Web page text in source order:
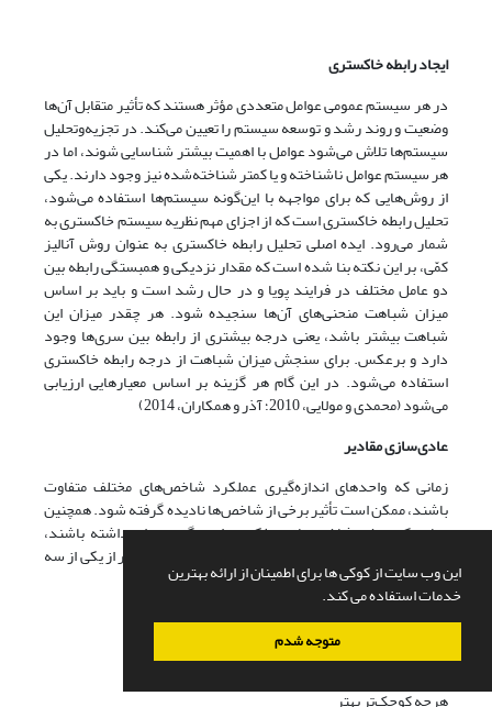
این وب سایت از کوکی ها برای اطمینان از ارائه بهترین
خدمات استفاده می کند.
متوجه شدم
ایجاد رابطه خاکستری
در هر سیستم عمومی عوامل متعددی مؤثر هستند که تأثیر متقابل آن‌ها
وضعیت و روند رشد و توسعه سیستم را تعیین می‌کند. در تجزیه‌وتحلیل
سیستم‌ها تلاش می‌شود عوامل با اهمیت بیشتر شناسایی شوند، اما در
هر سیستم عوامل ناشناخته و یا کمتر شناخته‌شده نیز وجود دارند. یکی
از روش‌هایی که برای مواجهه با این‌گونه سیستم‌ها استفاده می‌شود،
تحلیل رابطه خاکستری است که از اجزای مهم نظریه سیستم خاکستری به
شمار می‌رود. ایده اصلی تحلیل رابطه خاکستری به عنوان روش آنالیز
کمّی، بر این نکته بنا شده است که مقدار نزدیکی و همبستگی رابطه بین
دو عامل مختلف در فرایند پویا و در حال رشد است و باید بر اساس
میزان شباهت منحنی‌های آن‌ها سنجیده شود. هر چقدر میزان این
شباهت بیشتر باشد، یعنی درجه بیشتری از رابطه بین سری‌ها وجود
دارد و برعکس. برای سنجش میزان شباهت از درجه رابطه خاکستری
استفاده می‌شود. در این گام هر گزینه بر اساس معیارهایی ارزیابی
می‌شود (محمدی و مولایی، 2010؛ آذر و همکاران، 2014)
عادی‌سازی مقادیر
زمانی که واحدهای اندازه‌گیری عملکرد شاخص‌های مختلف متفاوت
باشند، ممکن است تأثیر برخی از شاخص‌ها نادیده گرفته شود. همچنین
زمانی که برخی شاخص‌های عملکرد دامنه گسترده‌ای داشته باشند،
ممکن است چنین اتفاقی روی دهد. برای عادی‌سازی مقادیر از یکی از سه
فرمول زیر استفاده می‌شود:
هرچه بزرگ‌تر بهتر